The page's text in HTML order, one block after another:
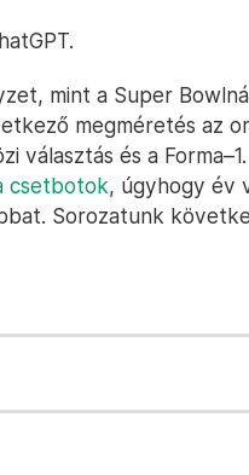
mint a Super
megméretés az
választás és a
csetbotok, úgyhogy év
Sorozatunk